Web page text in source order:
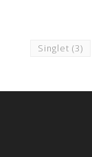
Singlet (3)